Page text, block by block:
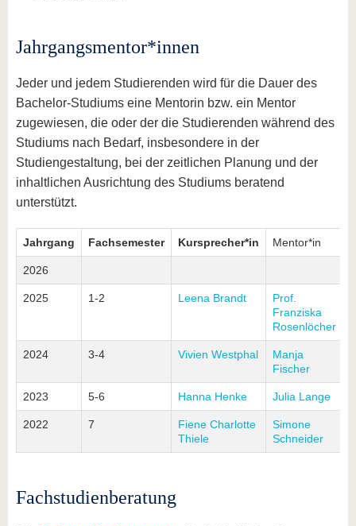
Jahrgangsmentor*innen
Jeder und jedem Studierenden wird für die Dauer des
Bachelor-Studiums eine Mentorin bzw. ein Mentor
zugewiesen, die oder der die Studierenden während des
Studiums nach Bedarf, insbesondere in der
Studiengestaltung, bei der zeitlichen Planung und der
inhaltlichen Ausrichtung des Studiums beratend
unterstützt.
Jahrgang Fachsemester Kursprecher*in Mentor*in
2026
2025 1-2 Leena Brandt
Prof.
Franziska
Rosenlöcher
2024 3-4 Vivien Westphal
Manja
Fischer
2023 5-6 Hanna Henke Julia Lange
2022 7
Fiene Charlotte
Thiele
Simone
Schneider
Fachstudienberatung